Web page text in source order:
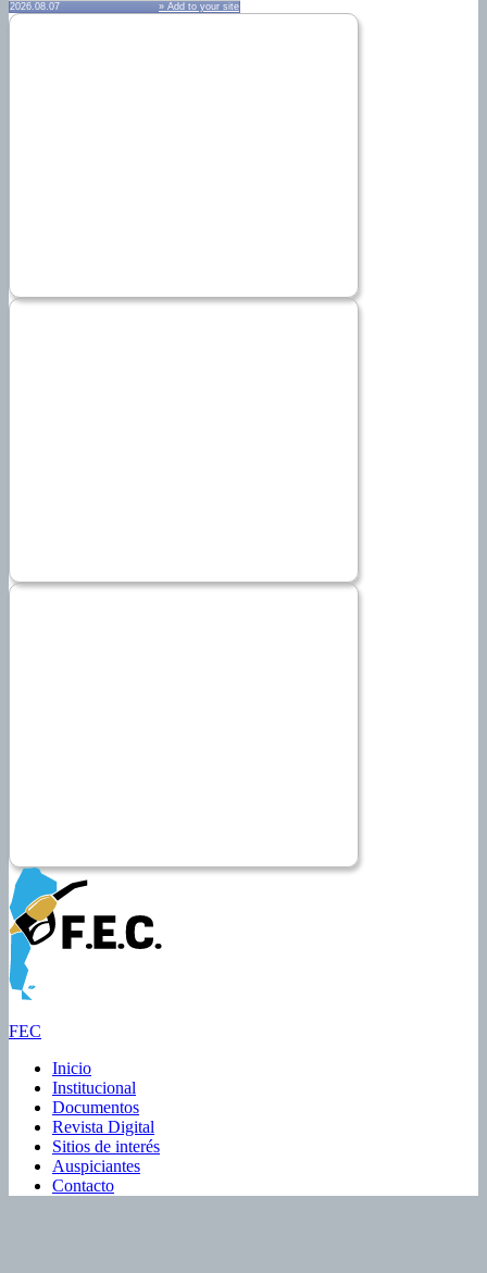
2026.08.07 » Add to your site
FEC
Inicio
Institucional
Documentos
Revista Digital
Sitios de interés
Auspiciantes
Contacto